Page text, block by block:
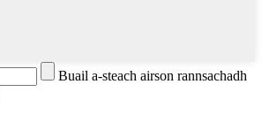
Buail a-steach airson rannsachadh